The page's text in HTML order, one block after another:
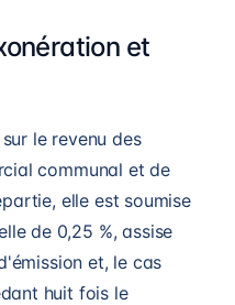
et
le revenu des
communal et de
elle est soumise
de 0,25 %, assise
et, le cas
huit fois le